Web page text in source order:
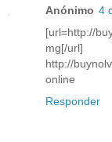
Anónimo 4
[url=http://
mg[/
http://
online
Responder